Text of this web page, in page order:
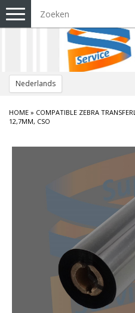
Nederlands
Toggle
navigation
HOME » COMPATIBLE ZEBRA
12,7MM, CSO